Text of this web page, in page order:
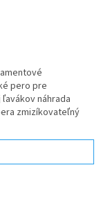
pero pre
náhrada
zmizíkovateľný
stopa 0,3mm